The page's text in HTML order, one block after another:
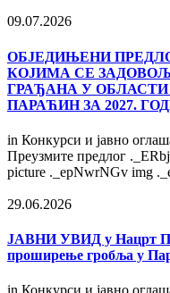
09.07.2026
OБЈЕДИЊЕНИ
КОЈИМА СЕ
ГРАЂАНА У
ПАРАЋИН ЗА 2027.
in Конкурси и јавно
Преузмите предлог
picture ._epNwrNGv img
29.06.2026
ЈАВНИ УВИД у Нацрт
проширење гробља у